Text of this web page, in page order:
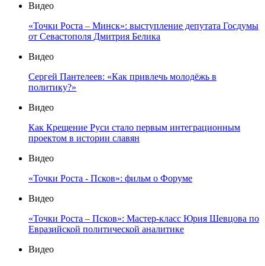
Видео
«Точки Роста – Минск»: выступление депутата Госдумы
от Севастополя Дмитрия Белика
Видео
Сергей Пантелеев: «Как привлечь молодёжь в
политику?»
Видео
Как Крещение Руси стало первым интеграционным
проектом в истории славян
Видео
«Точки Роста - Псков»: фильм о Форуме
Видео
«Точки Роста – Псков»: Мастер-класс Юрия Шевцова по
Евразийской политической аналитике
Видео